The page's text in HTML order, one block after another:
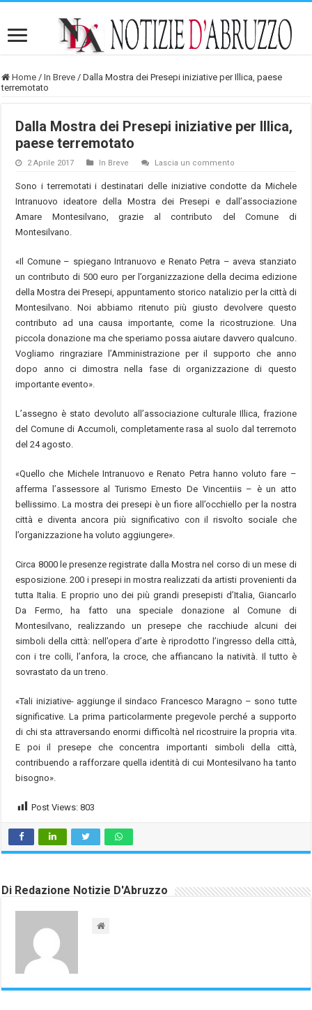
Home / In Breve / Dalla Mostra dei Presepi iniziative per Illica, paese
terremotato
Dalla Mostra dei Presepi iniziative per Illica,
paese terremotato
2 Aprile 2017 In Breve Lascia un commento
Sono i terremotati i destinatari delle iniziative condotte da Michele
Intranuovo ideatore della Mostra dei Presepi e dall’associazione
Amare Montesilvano, grazie al contributo del Comune di
Montesilvano.
«Il Comune – spiegano Intranuovo e Renato Petra – aveva stanziato
un contributo di 500 euro per l’organizzazione della decima edizione
della Mostra dei Presepi, appuntamento storico natalizio per la città di
Montesilvano. Noi abbiamo ritenuto più giusto devolvere questo
contributo ad una causa importante, come la ricostruzione. Una
piccola donazione ma che speriamo possa aiutare davvero qualcuno.
Vogliamo ringraziare l’Amministrazione per il supporto che anno
dopo anno ci dimostra nella fase di organizzazione di questo
importante evento».
L’assegno è stato devoluto all’associazione culturale Illica, frazione
del Comune di Accumoli, completamente rasa al suolo dal terremoto
del 24 agosto.
«Quello che Michele Intranuovo e Renato Petra hanno voluto fare –
afferma l’assessore al Turismo Ernesto De Vincentiis – è un atto
bellissimo. La mostra dei presepi è un fiore all’occhiello per la nostra
città e diventa ancora più significativo con il risvolto sociale che
l’organizzazione ha voluto aggiungere».
Circa 8000 le presenze registrate dalla Mostra nel corso di un mese di
esposizione. 200 i presepi in mostra realizzati da artisti provenienti da
tutta Italia. E proprio uno dei più grandi presepisti d’Italia, Giancarlo
Da Fermo, ha fatto una speciale donazione al Comune di
Montesilvano, realizzando un presepe che racchiude alcuni dei
simboli della città: nell’opera d’arte è riprodotto l’ingresso della città,
con i tre colli, l’anfora, la croce, che affiancano la natività. Il tutto è
sovrastato da un treno.
«Tali iniziative- aggiunge il sindaco Francesco Maragno – sono tutte
significative. La prima particolarmente pregevole perché a supporto
di chi sta attraversando enormi difficoltà nel ricostruire la propria vita.
E poi il presepe che concentra importanti simboli della città,
contribuendo a rafforzare quella identità di cui Montesilvano ha tanto
bisogno».
Post Views: 803
Di Redazione Notizie D'Abruzzo